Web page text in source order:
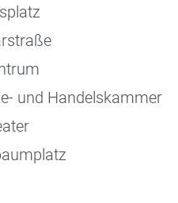
und Handelskammer